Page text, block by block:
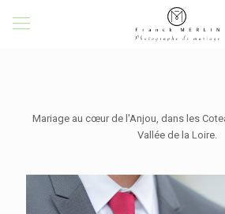
Mariage au cœur de l'Anjou, dans les
Vallée de la Loire.